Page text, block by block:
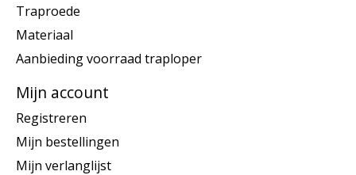
Traproede
Materiaal
Aanbieding voorraad traploper
Mijn account
Registreren
Mijn bestellingen
Mijn verlanglijst